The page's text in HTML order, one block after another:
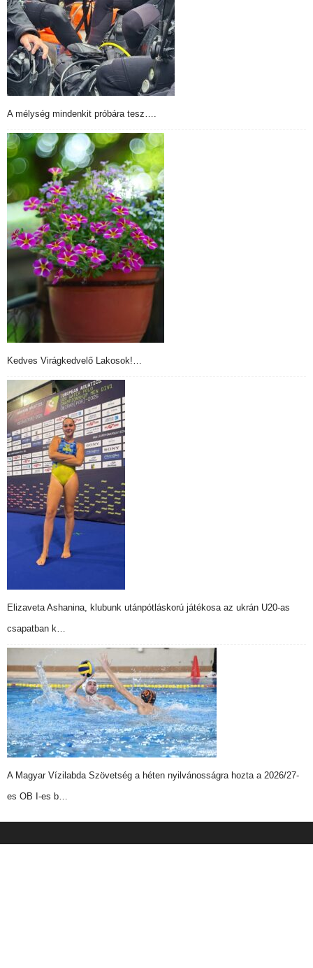
A mélység mindenkit próbára tesz….
Kedves Virágkedvelő Lakosok!…
Elizaveta Ashanina, klubunk utánpótláskorú játékosa az ukrán U20-as
csapatban k…
A Magyar Vízilabda Szövetség a héten nyilvánosságra hozta a 2026/27-
es OB I-es b…